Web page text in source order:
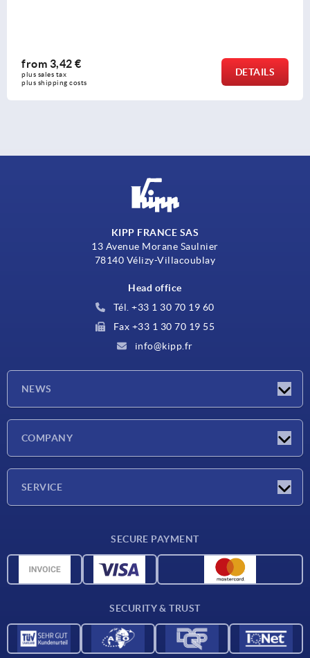
3,42 €
sales tax
shipping costs
DETAILS
KIPP FRANCE SAS
13 Avenue Morane Saulnier
78140 Vélizy-Villacoublay
Head office
Tél. +33 1 30 70 19 60
Fax +33 1 30 70 19 55
info@kipp.fr
NEWS
COMPANY
SERVICE
CAD data
SECURE PAYMENT
SECURITY & TRUST